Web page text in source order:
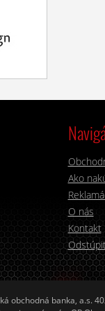
Ako
O nás
Kontakt
obchodná banka, a.s.